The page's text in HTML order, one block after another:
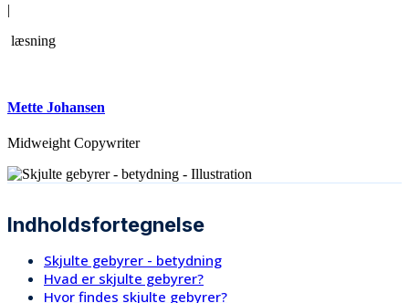
|
læsning
Mette Johansen
Midweight Copywriter
Indholdsfortegnelse
Skjulte gebyrer - betydning
Hvad er skjulte gebyrer?
Hvor findes skjulte gebyrer?